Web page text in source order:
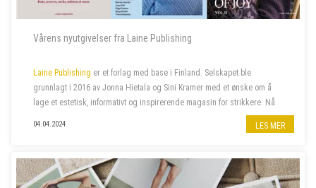
Vårens nyutgivelser fra Laine Publishing
Laine Publishing er et forlag med base i Finland. Selskapet ble
grunnlagt i 2016 av Jonna Hietala og Sini Kramer med et ønske om å
lage et estetisk, informativt og inspirerende magasin for strikkere. Nå
har selskapet vokst til et av verdens mest anerkjente og kjære uavh...
04.04.2024 LES MER